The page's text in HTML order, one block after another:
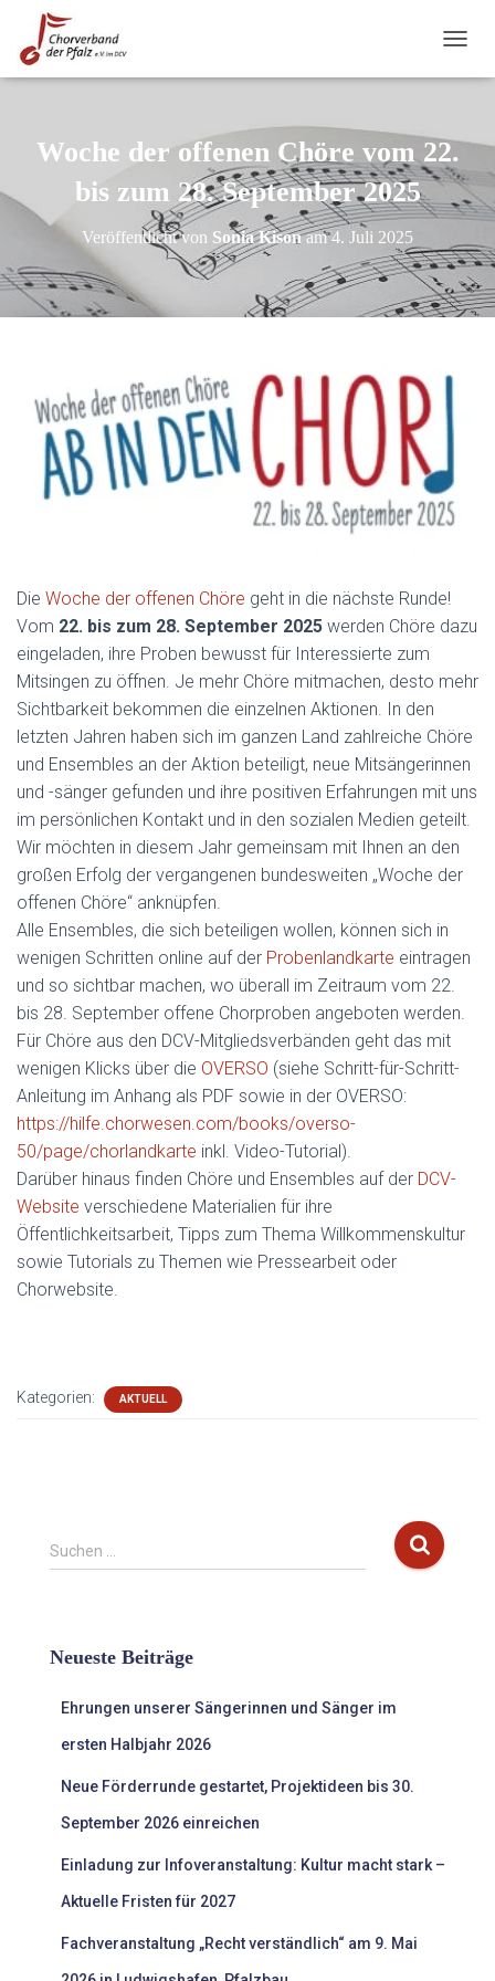
A
G
A
T
I
O
N
U
M
S
Woche der offenen Chöre vom 22.
bis zum 28. September 2025
Veröffentlicht von Sonia Kisonam4. Juli 2025
Die Woche der offenen Chöre geht in die nächste Runde!
Vom 22. bis zum 28. September 2025 werden Chöre dazu
eingeladen, ihre Proben bewusst für Interessierte zum
Mitsingen zu öffnen. Je mehr Chöre mitmachen, desto mehr
Sichtbarkeit bekommen die einzelnen Aktionen. In den
letzten Jahren haben sich im ganzen Land zahlreiche Chöre
und Ensembles an der Aktion beteiligt, neue Mitsängerinnen
und -sänger gefunden und ihre positiven Erfahrungen mit uns
im persönlichen Kontakt und in den sozialen Medien geteilt.
Wir möchten in diesem Jahr gemeinsam mit Ihnen an den
großen Erfolg der vergangenen bundesweiten „Woche der
offenen Chöre“ anknüpfen.
Alle Ensembles, die sich beteiligen wollen, können sich in
wenigen Schritten online auf der Probenlandkarte eintragen
und so sichtbar machen, wo überall im Zeitraum vom 22.
bis 28. September offene Chorproben angeboten werden.
Für Chöre aus den DCV-Mitgliedsverbänden geht das mit
wenigen Klicks über die OVERSO (siehe Schritt-für-Schritt-
Anleitung im Anhang als PDF sowie in der OVERSO:
https://hilfe.chorwesen.com/books/overso-
50/page/chorlandkarte inkl. Video-Tutorial).
Darüber hinaus finden Chöre und Ensembles auf der DCV-
Website verschiedene Materialien für ihre
Öffentlichkeitsarbeit, Tipps zum Thema Willkommenskultur
sowie Tutorials zu Themen wie Pressearbeit oder
Chorwebsite.
Kategorien: AKTUELL
S
u
n
Suchen …
Neueste Beiträge
Ehrungen unserer Sängerinnen und Sänger im
ersten Halbjahr 2026
Neue Förderrunde gestartet, Projektideen bis 30.
September 2026 einreichen
Einladung zur Infoveranstaltung: Kultur macht stark –
Aktuelle Fristen für 2027
Fachveranstaltung „Recht verständlich“ am 9. Mai